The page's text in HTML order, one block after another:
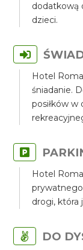
dodatkową
dzieci.
Hotel
śniadanie.
posiłków w
Hotel
drogi, która
DO